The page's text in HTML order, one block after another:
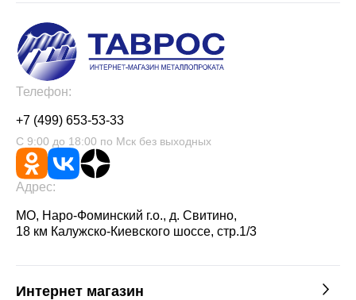
Телефон:
+7 (499) 653-53-33
С 9:00 до 18:00 по Мск без выходных
Адрес:
МО, Наро-Фоминский г.о., д. Свитино,
18 км Калужско-Киевского шоссе, стр.1/3
Интернет магазин